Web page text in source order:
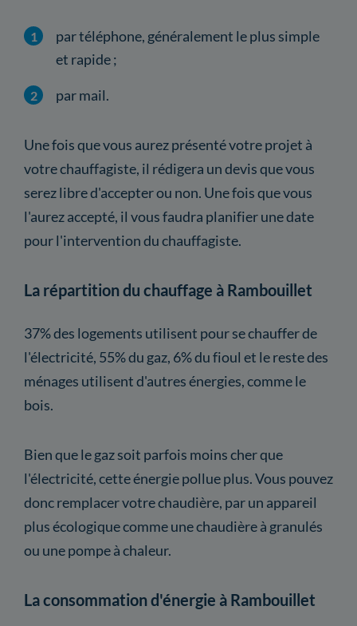
par téléphone, généralement le plus simple
et rapide ;
par mail.
Une fois que vous aurez présenté votre projet à
votre chauffagiste, il rédigera un devis que vous
serez libre d'accepter ou non. Une fois que vous
l'aurez accepté, il vous faudra planifier une date
pour l'intervention du chauffagiste.
La répartition du chauffage à Rambouillet
37% des logements utilisent pour se chauffer de
l'électricité, 55% du gaz, 6% du fioul et le reste des
ménages utilisent d'autres énergies, comme le
bois.
Bien que le gaz soit parfois moins cher que
l'électricité, cette énergie pollue plus. Vous pouvez
donc remplacer votre chaudière, par un appareil
plus écologique comme une chaudière à granulés
ou une pompe à chaleur.
La consommation d'énergie à Rambouillet